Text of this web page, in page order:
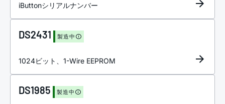
iButtonシリアルナンバー
DS2431 製造中
1024ビット、1-Wire EEPROM
DS1985 製造中